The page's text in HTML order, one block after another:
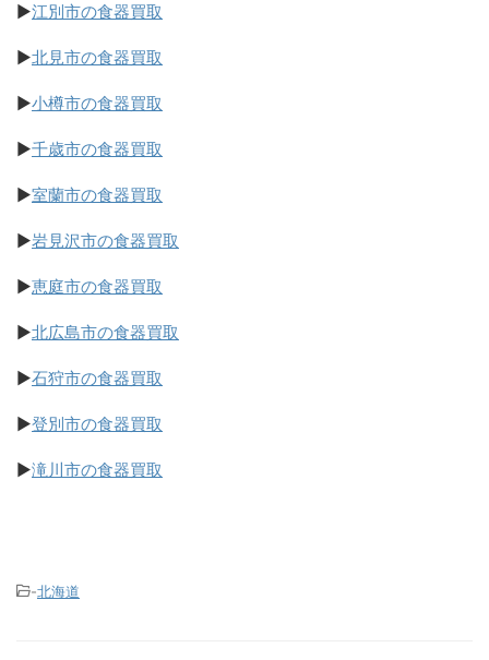
▶江別市の食器買取
▶北見市の食器買取
▶小樽市の食器買取
▶千歳市の食器買取
▶室蘭市の食器買取
▶岩見沢市の食器買取
▶恵庭市の食器買取
▶北広島市の食器買取
▶石狩市の食器買取
▶登別市の食器買取
▶滝川市の食器買取
-北海道